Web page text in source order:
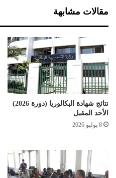
ر
ن
ر
م
ن
م
ن
ع
ط
ة
ا
ه
مقالات مشابهة
نتائج شهادة البكالوريا (دورة 2026)
الأحد المقبل
8 يوليو 2026